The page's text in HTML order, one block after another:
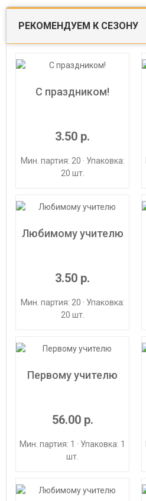
РЕКОМЕНДУЕМ К СЕЗОНУ
С праздником!
3.50 р.
Мин. партия: 20 · Упаковка:
20 шт.
Любимому учителю
3.50 р.
Мин. партия: 20 · Упаковка:
20 шт.
Первому учителю
56.00 р.
Мин. партия: 1 · Упаковка: 1
шт.